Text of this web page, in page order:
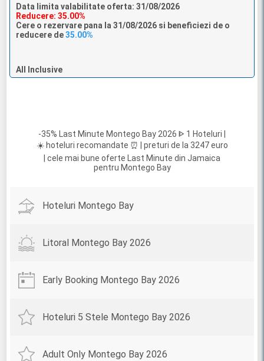
Data limita valabilitate oferta: 31/08/2026
Reducere: 35.00%
Cere o rezervare pana la 31/08/2026 si beneficiezi de o
reducere de35.00%
All Inclusive
-35% Last Minute Montego Bay 2026 ᐈ 1 Hoteluri |
☀️ hoteluri recomandate ⏰ | preturi de la 3247 euro
| cele mai bune oferte Last Minute din Jamaica
pentru Montego Bay
Hoteluri Montego Bay
Litoral Montego Bay 2026
Early Booking Montego Bay 2026
Hoteluri 5 Stele Montego Bay 2026
Adult Only Montego Bay 2026